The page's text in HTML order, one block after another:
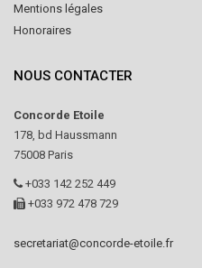
Mentions légales
Honoraires
NOUS CONTACTER
Concorde Etoile
178, bd Haussmann
75008 Paris
+033 142 252 449
+033 972 478 729
secretariat@concorde-etoile.fr